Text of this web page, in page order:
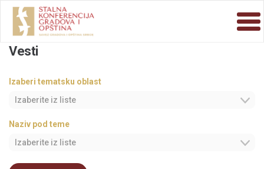
Vesti
Izaberi tematsku oblast
Izaberite iz liste
Naziv pod teme
Izaberite iz liste